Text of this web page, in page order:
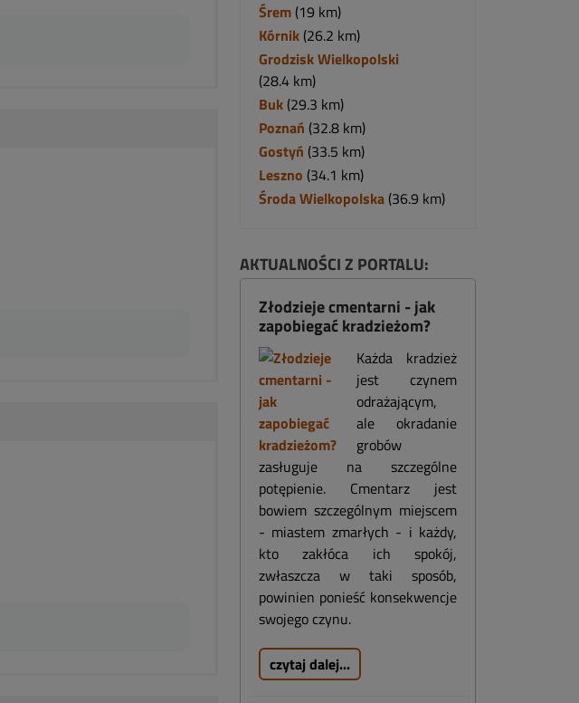
Śrem (19 km)
Kórnik (26.2 km)
Grodzisk Wielkopolski
(28.4 km)
Buk (29.3 km)
Poznań (32.8 km)
Gostyń (33.5 km)
Leszno (34.1 km)
Środa Wielkopolska (36.9 km)
AKTUALNOŚCI Z PORTALU:
Złodzieje cmentarni - jak
zapobiegać kradzieżom?
Każda kradzież
jest czynem
odrażającym,
ale okradanie
grobów
zasługuje na szczególne
potępienie. Cmentarz jest
bowiem szczególnym miejscem
- miastem zmarłych - i każdy,
kto zakłóca ich spokój,
zwłaszcza w taki sposób,
powinien ponieść konsekwencje
swojego czynu.
czytaj dalej...